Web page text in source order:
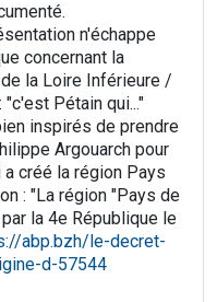
n'échappe
concernant la
la Loire Inférieure /
Pétain qui..."
inspirés de prendre
Argouarch pour
créé la région Pays
: "La région "Pays de
la 4e République le
abp.bzh/le-decret-
d-57544